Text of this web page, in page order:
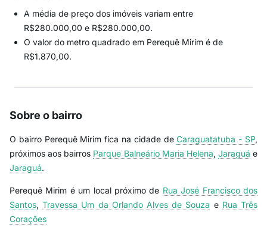
A média de preço dos imóveis variam entre
R$280.000,00 e R$280.000,00.
O valor do metro quadrado em Perequê Mirim é de
R$1.870,00.
Sobre o bairro
O bairro Perequê Mirim fica na cidade deCaraguatatuba - SP,
próximos aos bairros Parque Balneário Maria Helena, Jaraguá e
Jaraguá.
Perequê Mirim é um local próximo de Rua José Francisco dos
Santos,Travessa Um da Orlando Alves de Souza e Rua Três
Corações